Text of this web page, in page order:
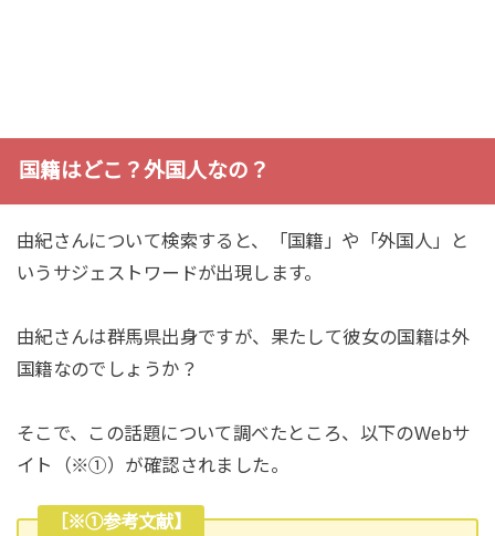
国籍はどこ？外国人なの？
由紀さんについて検索すると、「国籍」や「外国人」と
いうサジェストワードが出現します。
由紀さんは群馬県出身ですが、果たして彼女の国籍は外
国籍なのでしょうか？
そこで、この話題について調べたところ、以下のWebサ
イト（※①）が確認されました。
［※①参考文献】